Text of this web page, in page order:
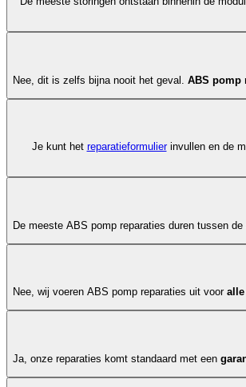
Nee, dit is zelfs bijna nooit het geval. ABS pomp
Je kunt het reparatieformulier invullen en de
De meeste ABS pomp reparaties duren tussen de
Nee, wij voeren ABS pomp reparaties uit voor
Ja, onze reparaties komt standaard met een